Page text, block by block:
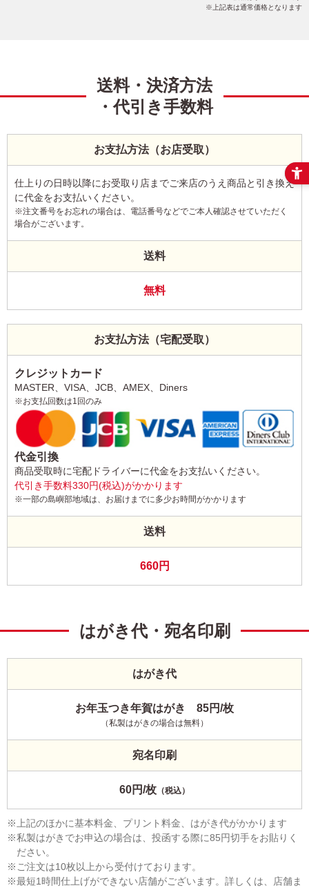
上記表は通常価格となります
送料・決済方法
・代引き手数料
お支払方法（お店受取）
仕上りの日時以降にお受取り店までご来店のうえ商品と引き換え
に代金をお支払いください。
※注文番号をお忘れの場合は、電話番号などでご本人確認させていただく
場合がございます。
送料
無料
お支払方法（宅配受取）
クレジットカード
MASTER、VISA、JCB、AMEX、Diners
※お支払回数は1回のみ
代金引換
商品受取時に宅配ドライバーに代金をお支払いください。
代引き手数料330円(税込)がかかります
※一部の島嶼部地域は、お届けまでに多少お時間がかかります
送料
660円
はがき代・宛名印刷
はがき代
お年玉つき年賀はがき 85円/枚
（私製はがきの場合は無料）
宛名印刷
60円/枚 （税込）
上記のほかに基本料金、プリント料金、はがき代がかかります
私製はがきでお申込の場合は、投函する際に85円切手をお貼りく
ださい。
ご注文は10枚以上から受付けております。
最短1時間仕上げができない店舗がございます。詳しくは、店舗ま